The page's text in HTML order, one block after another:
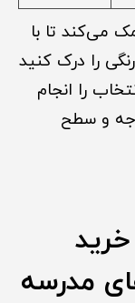
می‌کند تا با
را درک کنید
را انجام
و سطح
خرید
مدرسه